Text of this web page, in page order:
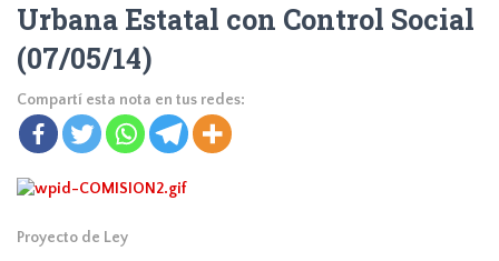
Urbana Estatal con Control Social
(07/05/14)
Compartí esta nota en tus redes:
Proyecto de Ley